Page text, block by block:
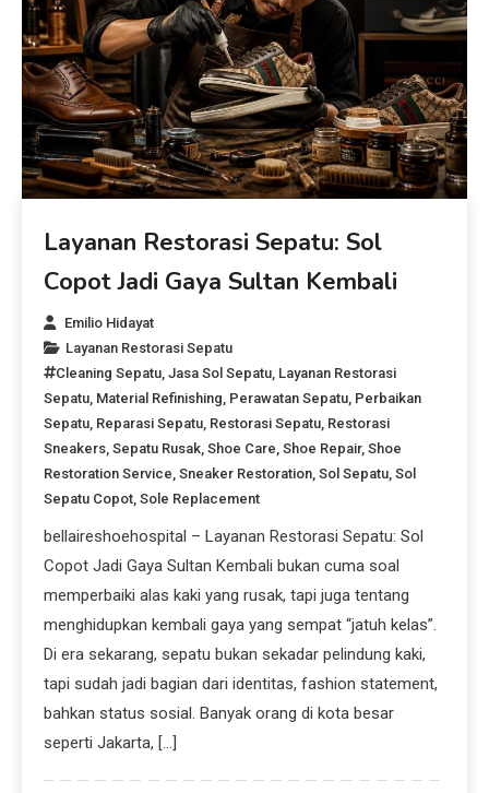
Layanan Restorasi Sepatu: Sol
Copot Jadi Gaya Sultan Kembali
Emilio Hidayat
Layanan Restorasi Sepatu
Cleaning Sepatu ,Jasa Sol Sepatu Layanan Restorasi
Sepatu Material Refinishing Perawatan Sepatu Perbaikan
Sepatu Reparasi Sepatu Restorasi Sepatu Restorasi
Sneakers ,Sepatu Rusak ,Shoe Care ,Shoe Repair,Shoe
Restoration Service ,Sneaker Restoration ,Sol Sepatu ,Sol
Sepatu Copot ,Sole Replacement
bellaireshoehospital – Layanan Restorasi Sepatu: Sol
Copot Jadi Gaya Sultan Kembali bukan cuma soal
memperbaiki alas kaki yang rusak, tapi juga tentang
menghidupkan kembali gaya yang sempat “jatuh kelas”.
Di era sekarang, sepatu bukan sekadar pelindung kaki,
tapi sudah jadi bagian dari identitas, fashion statement,
bahkan status sosial. Banyak orang di kota besar
seperti Jakarta, […]